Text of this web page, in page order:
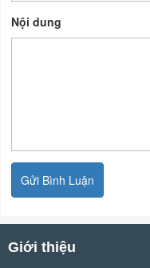
Nội dung
Giới thiệu